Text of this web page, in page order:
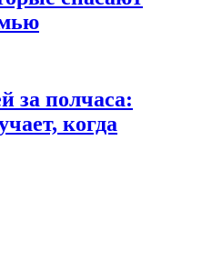
за полчаса:
когда